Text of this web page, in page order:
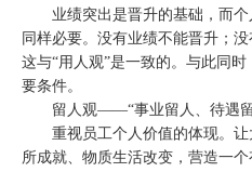
业绩突出是晋升的基础，而
同样必要。没有业绩不能晋升；
这与“用人观”是一致的。与此同
要条件。
留人观——“事业留人、待遇
重视员工个人价值的体现。
所成就、物质生活改变，营造一